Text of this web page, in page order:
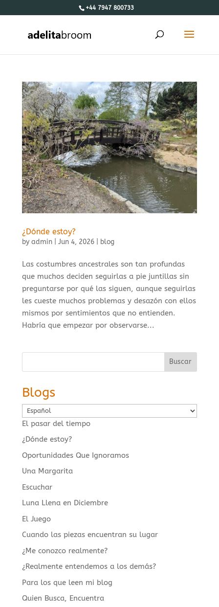
+44 7947 800733
¿Dónde estoy?
by admin| Jun 4, 2026| blog
Las costumbres ancestrales son tan profundas
que muchos deciden seguirlas a pie juntillas sin
preguntarse por qué las siguen, aunque seguirlas
les cueste muchos problemas y desazón con ellos
mismos por sentimientos que no entienden.
Habría que empezar por observarse...
Buscar
Blogs
Elegir
un
idioma
El pasar del tiempo
¿Dónde estoy?
Oportunidades Que Ignoramos
Una Margarita
Escuchar
Luna Llena en Diciembre
El Juego
Cuando las piezas encuentran su lugar
¿Me conozco realmente?
¿Realmente entendemos a los demás?
Para los que leen mi blog
Quien Busca, Encuentra